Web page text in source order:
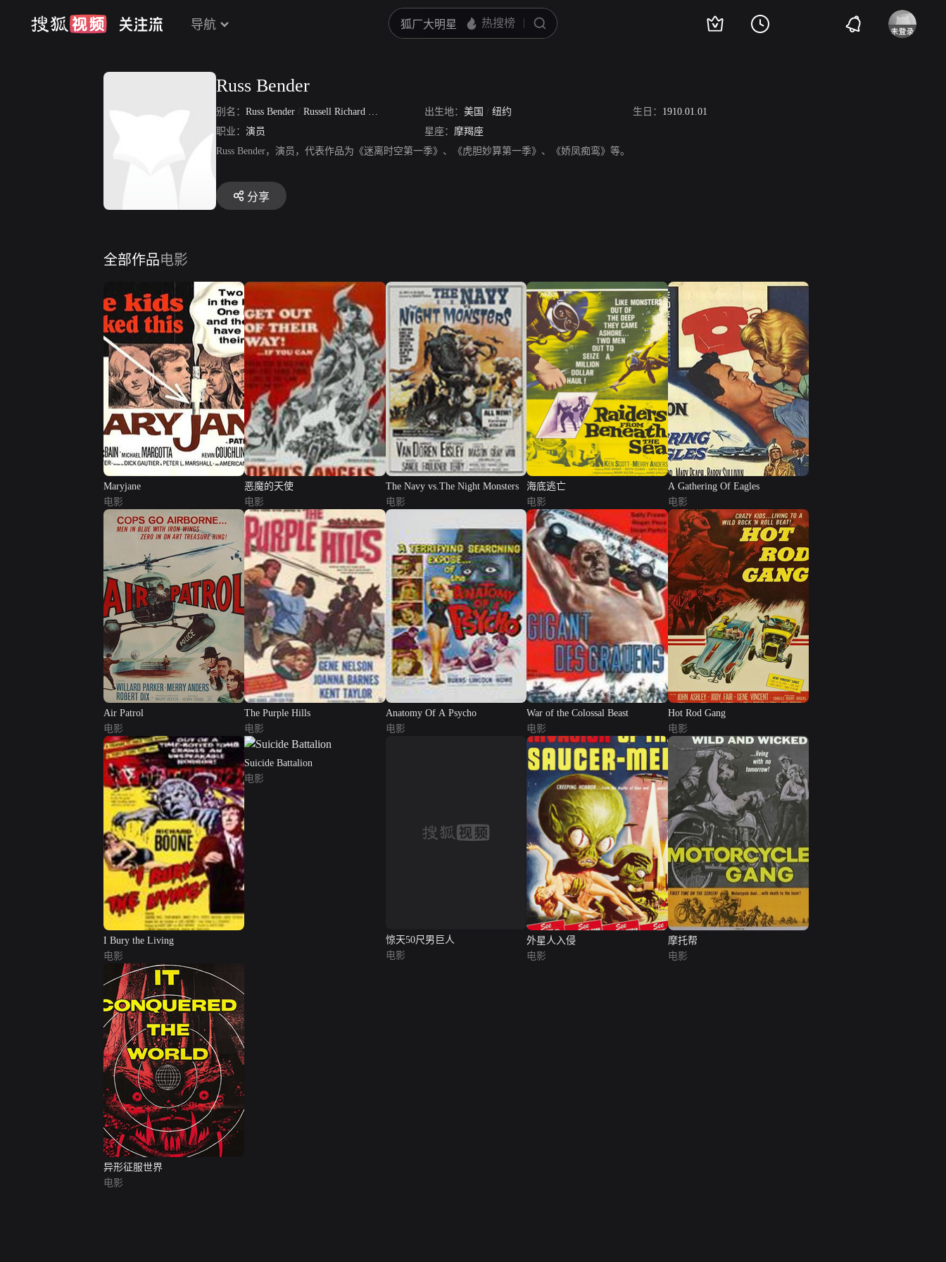
导航
Russ Bender
别名： Russ Bender / Russell Richard Bender Jr 出生地： 美国 / 纽约 生日： 1910.01.01
职业： 演员 星座： 摩羯座
Russ Bender，演员，代表作品为《迷离时空第一季》、《虎胆妙算第一季》、《娇凤痴鸾》等。
分享
全部作品电影
Maryjane
电影
恶魔的天使
电影
The Navy vs.The Night Monsters
电影
海底逃亡
电影
A Gathering Of Eagles
电影
Air Patrol
电影
The Purple Hills
电影
Anatomy Of A Psycho
电影
War of the Colossal Beast
电影
Hot Rod Gang
电影
I Bury the Living
电影
Suicide Battalion
电影
惊天50尺男巨人
电影
外星人入侵
电影
摩托帮
电影
异形征服世界
电影